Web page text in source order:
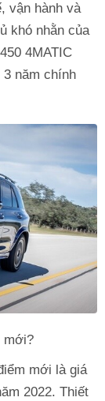
vận hành và
khó nhằn của
4MATIC
năm chính
mới?
mới là giá
2022. Thiết